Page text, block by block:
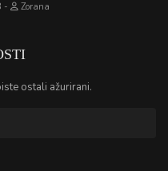
Zorana
ostali ažurirani.